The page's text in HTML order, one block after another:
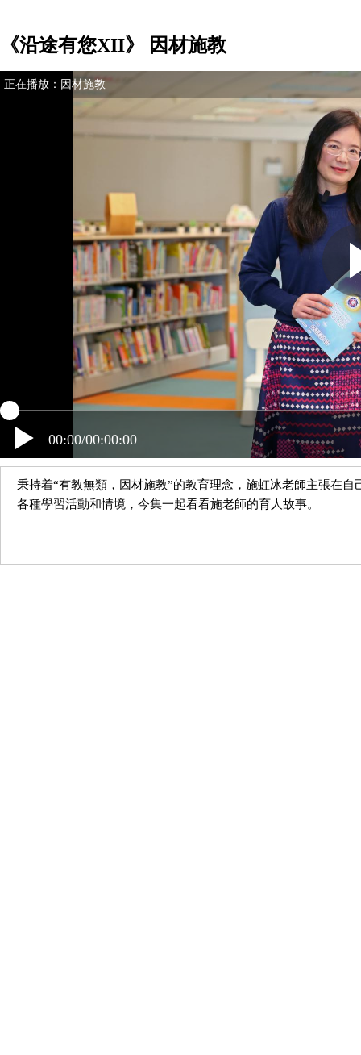
《沿途有您XII》 因材施教
00:00/00:00:00
正在播放： 因材施教
秉持着“有教無類，因材施教”的教育理念，施虹冰老師主張在
各種學習活動和情境，今集一起看看施老師的育人故事。